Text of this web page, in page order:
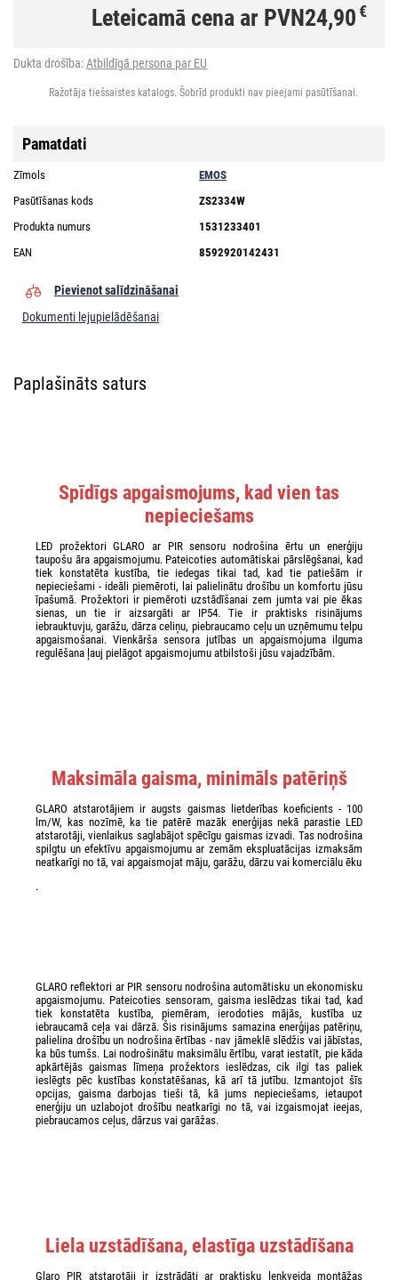
Leteicamā cena ar PVN24,90€
Dukta drošība:Atbildīgā persona par EU
Ražotāja tiešsaistes katalogs. Šobrīd produkti nav pieejami pasūtīšanai.
Pamatdati
Zīmols
EMOS
Pasūtīšanas kods
ZS2334W
Produkta numurs
1531233401
EAN
8592920142431
Pievienot salīdzināšanai
Dokumenti lejupielādēšanai
Paplašināts saturs
Spīdīgs apgaismojums, kad vien tas
nepieciešams
LED prožektori GLARO ar PIR sensoru nodrošina ērtu un enerģiju
taupošu āra apgaismojumu. Pateicoties automātiskai pārslēgšanai, kad
tiek konstatēta kustība, tie iedegas tikai tad, kad tie patiešām ir
nepieciešami - ideāli piemēroti, lai palielinātu drošību un komfortu jūsu
īpašumā. Prožektori ir piemēroti uzstādīšanai zem jumta vai pie ēkas
sienas, un tie ir aizsargāti ar IP54. Tie ir praktisks risinājums
iebrauktuvju, garāžu, dārza celiņu, piebraucamo ceļu un uzņēmumu telpu
apgaismošanai. Vienkārša sensora jutības un apgaismojuma ilguma
regulēšana ļauj pielāgot apgaismojumu atbilstoši jūsu vajadzībām.
Maksimāla gaisma, minimāls patēriņš
GLARO atstarotājiem ir augsts gaismas lietderības koeficients - 100
lm/W, kas nozīmē, ka tie patērē mazāk enerģijas nekā parastie LED
atstarotāji, vienlaikus saglabājot spēcīgu gaismas izvadi. Tas nodrošina
spilgtu un efektīvu apgaismojumu ar zemām ekspluatācijas izmaksām
neatkarīgi no tā, vai apgaismojat māju, garāžu, dārzu vai komerciālu ēku
.
GLARO reflektori ar PIR sensoru nodrošina automātisku un ekonomisku
apgaismojumu. Pateicoties sensoram, gaisma ieslēdzas tikai tad, kad
tiek konstatēta kustība, piemēram, ierodoties mājās, kustība uz
iebraucamā ceļa vai dārzā. Šis risinājums samazina enerģijas patēriņu,
palielina drošību un nodrošina ērtības - nav jāmeklē slēdžis vai jābīstas,
ka būs tumšs. Lai nodrošinātu maksimālu ērtību, varat iestatīt, pie kāda
apkārtējās gaismas līmeņa prožektors ieslēdzas, cik ilgi tas paliek
ieslēgts pēc kustības konstatēšanas, kā arī tā jutību. Izmantojot šīs
opcijas, gaisma darbojas tieši tā, kā jums nepieciešams, ietaupot
enerģiju un uzlabojot drošību neatkarīgi no tā, vai izgaismojat ieejas,
piebraucamos ceļus, dārzus vai garāžas.
Liela uzstādīšana, elastīga uzstādīšana
Glaro PIR atstarotāji ir izstrādāti ar praktisku leņķveida montāžas